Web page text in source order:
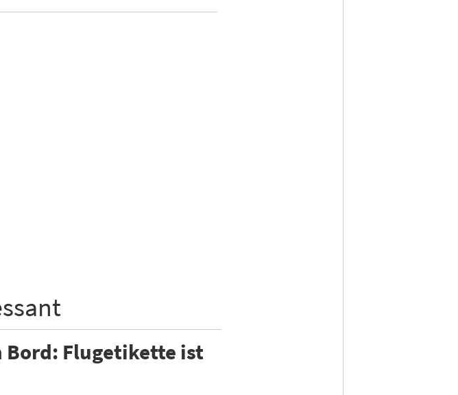
Bord: Flugetikette ist